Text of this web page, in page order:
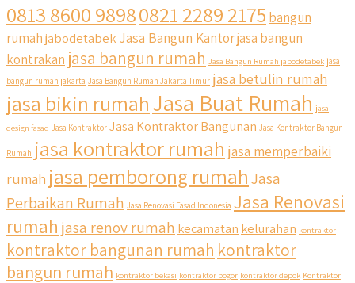
0813 8600 98980821 2289 2175 bangun
rumahjabodetabek Jasa Bangun Kantorjasa bangun
kontrakan jasa bangun rumah Jasa Bangun Rumah jabodetabek jasa
bangun rumah jakarta Jasa Bangun Rumah Jakarta Timur jasa betulin rumah
jasa bikin rumahJasa Buat Rumah jasa
design fasad Jasa Kontraktor Jasa Kontraktor Bangunan Jasa Kontraktor Bangun
Rumah jasa kontraktor rumah jasa memperbaiki
rumah jasa pemborong rumahJasa
Perbaikan Rumah Jasa Renovasi Fasad Indonesia Jasa Renovasi
rumah jasa renov rumah kecamatan kelurahan kontraktor
kontraktor bangunan rumah kontraktor
bangun rumah kontraktor bekasi kontraktor bogor kontraktor depok Kontraktor